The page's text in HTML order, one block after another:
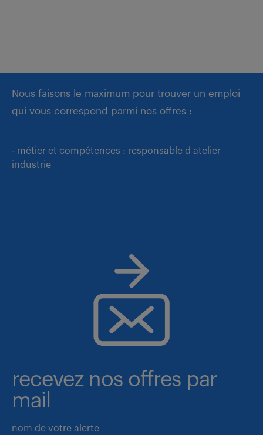
Nous faisons le maximum pour trouver un emploi
qui vous correspond parmi nos offres :
- métier et compétences : responsable d atelier
industrie
recevez nos offres par
mail
nom de votre alerte